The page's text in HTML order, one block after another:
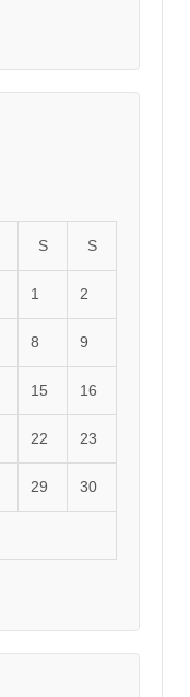
S S
1 2
8 9
15 16
22 23
29 30